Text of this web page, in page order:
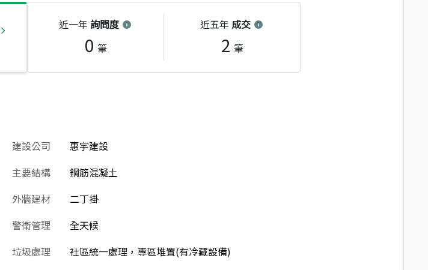
近一年 詢問度
0 筆
近五年 成交
2 筆
建設公司
惠宇建設
主要結構
鋼筋混凝土
外牆建材
二丁掛
警衛管理
全天候
垃圾處理
社區統一處理，專區堆置(有冷藏設備)